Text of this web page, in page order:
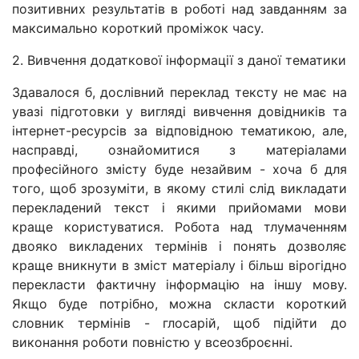
позитивних результатів в роботі над завданням за
максимально короткий проміжок часу.
2. Вивчення додаткової інформації з даної тематики
Здавалося б, дослівний переклад тексту не має на
увазі підготовки у вигляді вивчення довідників та
інтернет-ресурсів за відповідною тематикою, але,
насправді, ознайомитися з матеріалами
професійного змісту буде незайвим - хоча б для
того, щоб зрозуміти, в якому стилі слід викладати
перекладений текст і якими прийомами мови
краще користуватися. Робота над тлумаченням
двояко викладених термінів і понять дозволяє
краще вникнути в зміст матеріалу і більш вірогідно
перекласти фактичну інформацію на іншу мову.
Якщо буде потрібно, можна скласти короткий
словник термінів - глосарій, щоб підійти до
виконання роботи повністю у всеозброєнні.